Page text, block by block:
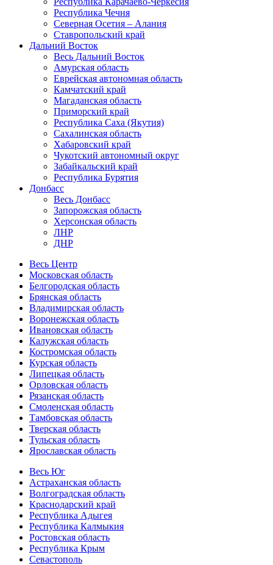
Республика Чечня
Северная Осетия – Алания
Ставропольский край
Дальний Восток
Весь Дальний Восток
Амурская область
Еврейская автономная область
Камчатский край
Магаданская область
Приморский край
Республика Саха (Якутия)
Сахалинская область
Хабаровский край
Чукотский автономный округ
Забайкальский край
Республика Бурятия
Донбасс
Весь Донбасс
Запорожская область
Херсонская область
ЛНР
ДНР
Весь Центр
Московская область
Белгородская область
Брянская область
Владимирская область
Воронежская область
Ивановская область
Калужская область
Костромская область
Курская область
Липецкая область
Орловская область
Рязанская область
Смоленская область
Тамбовская область
Тверская область
Тульская область
Ярославская область
Весь Юг
Астраханская область
Волгоградская область
Краснодарский край
Республика Адыгея
Республика Калмыкия
Ростовская область
Республика Крым
Севастополь